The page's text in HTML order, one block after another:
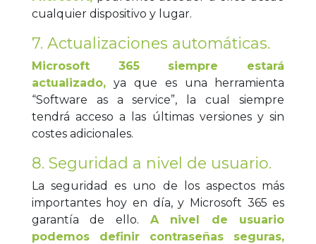
cualquier dispositivo y lugar.
7. Actualizaciones automáticas.
Microsoft 365 siempre estará
actualizado,ya que es una herramienta
“Software as a service”, la cual siempre
tendrá acceso a las últimas versiones y sin
costes adicionales.
8. Seguridad a nivel de usuario.
La seguridad es uno de los aspectos más
importantes hoy en día, y Microsoft 365 es
garantía de ello. A nivel de usuario
podemos definir contraseñas seguras,